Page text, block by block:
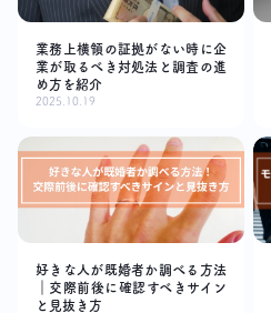
業務上横領の証拠がない時に企
業が取るべき対処法と調査の進
め方を紹介
2025.10.19
好きな人が既婚者か調べる方法
｜交際前後に確認すべきサイン
と見抜き方